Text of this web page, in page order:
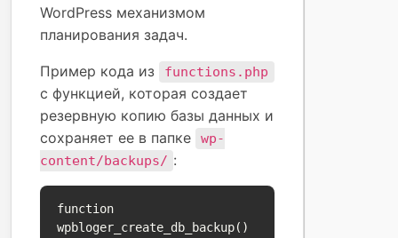
WordPress механизмом
планирования задач.
Пример кода из functions.php
с функцией, которая создает
резервную копию базы данных и
сохраняет ее в папке
wp-
content/backups/ :
function
wpbloger_create_db_backup()